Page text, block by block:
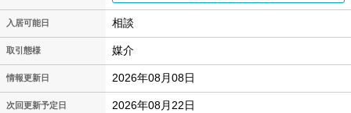
入居可能日 相談
取引態様 媒介
情報更新日 2026年08月08日
次回更新予定日 2026年08月22日